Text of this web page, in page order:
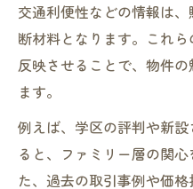
交通利便性などの情報は
断材料となります。これ
反映させることで、物件
ます。
例えば、学区の評判や新
ると、ファミリー層の関
た、過去の取引事例や価